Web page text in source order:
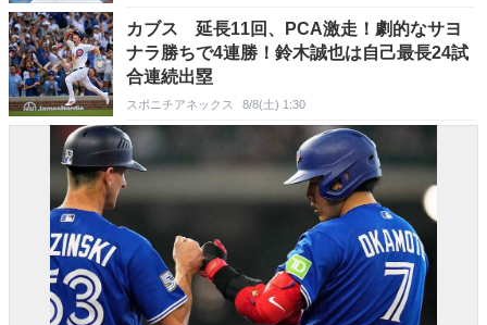
カブス 延長11回、PCA激走！劇的なサヨ
ナラ勝ちで4連勝！鈴木誠也は自己最長24試
合連続出塁
スポニチアネックス 8/8(土) 1:30